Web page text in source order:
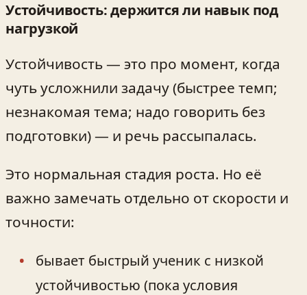
Устойчивость: держится ли навык под
нагрузкой
Устойчивость — это про момент, когда
чуть усложнили задачу (быстрее темп;
незнакомая тема; надо говорить без
подготовки) — и речь рассыпалась.
Это нормальная стадия роста. Но её
важно замечать отдельно от скорости и
точности:
бывает быстрый ученик с низкой
устойчивостью (пока условия